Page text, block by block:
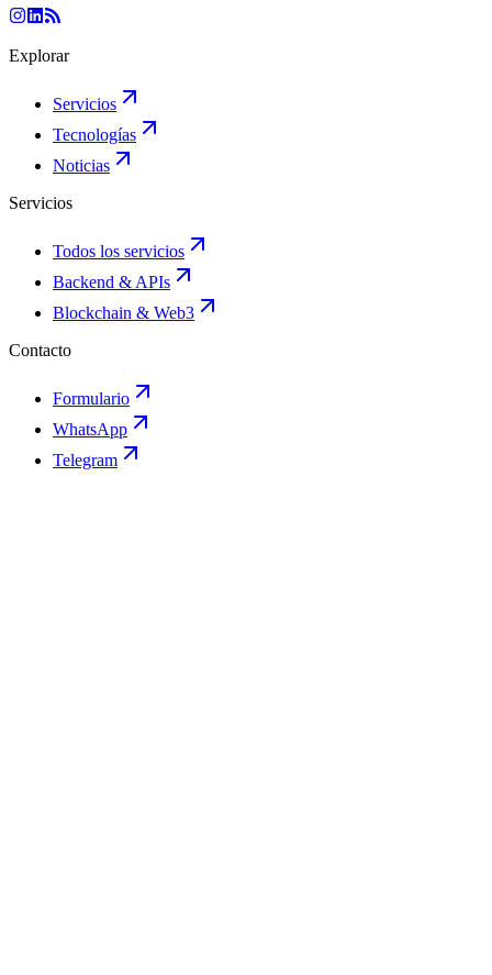
Explorar
Servicios
Tecnologías
Noticias
Servicios
Todos los servicios
Backend & APIs
Blockchain & Web3
Contacto
Formulario
WhatsApp
Telegram